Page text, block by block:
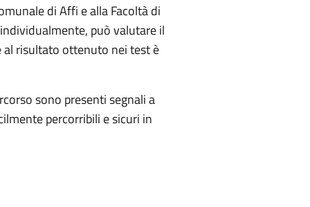
di Affi e alla Facoltà di
può valutare il
risultato ottenuto nei test è
sono presenti segnali a
percorribili e sicuri in